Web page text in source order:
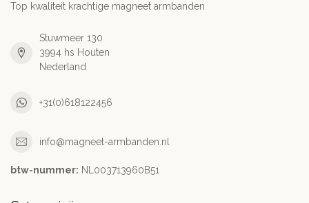
Top kwaliteit krachtige magneet armbanden
Stuwmeer 130
3994 hs Houten
Nederland
+31(0)618122456
info@magneet-armbanden.nl
btw-nummer: NL003713960B51